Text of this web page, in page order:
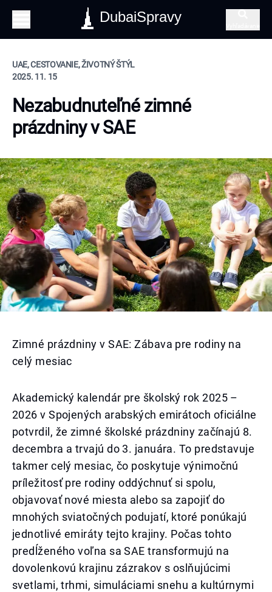
DubaiSpravy
UAE, CESTOVANIE, ŽIVOTNÝ ŠTÝL
2025. 11. 15
Nezabudnuteľné zimné
prázdniny v SAE
Zimné prázdniny v SAE: Zábava pre rodiny na
celý mesiac
Akademický kalendár pre školský rok 2025 –
2026 v Spojených arabských emirátoch oficiálne
potvrdil, že zimné školské prázdniny začínajú 8.
decembra a trvajú do 3. januára. To predstavuje
takmer celý mesiac, čo poskytuje výnimočnú
príležitosť pre rodiny oddýchnuť si spolu,
objavovať nové miesta alebo sa zapojiť do
mnohých sviatočných podujatí, ktoré ponúkajú
jednotlivé emiráty tejto krajiny. Počas tohto
predĺženého voľna sa SAE transformujú na
dovolenkovú krajinu zázrakov s oslňujúcimi
svetlami, trhmi, simuláciami snehu a kultúrnymi